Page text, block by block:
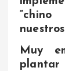
Muy